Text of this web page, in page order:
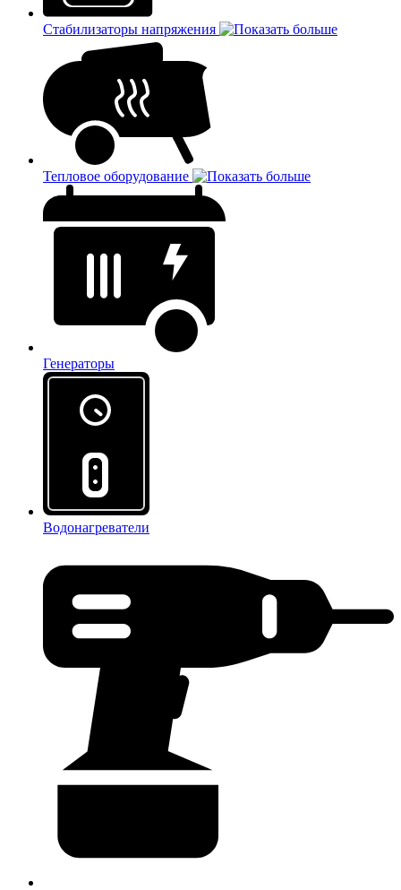
Стабилизаторы напряжения
Тепловое оборудование
Генераторы
Водонагреватели